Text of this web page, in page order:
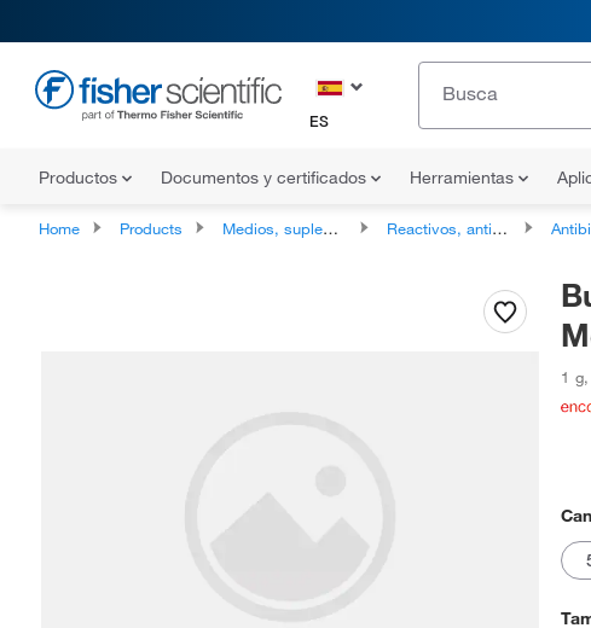
ES
Productos Documentos y certificados Herramientas
Home Products Medios, suplementos y reactivos para cultivo celular Reactivos, antibióticos y suplementos para cultivo celular
1 g,